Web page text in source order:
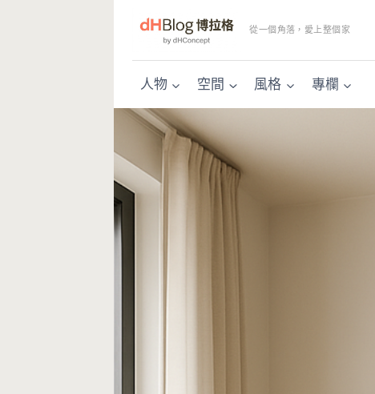
從一個角落，愛上整個家
人物 空間 風格 專欄